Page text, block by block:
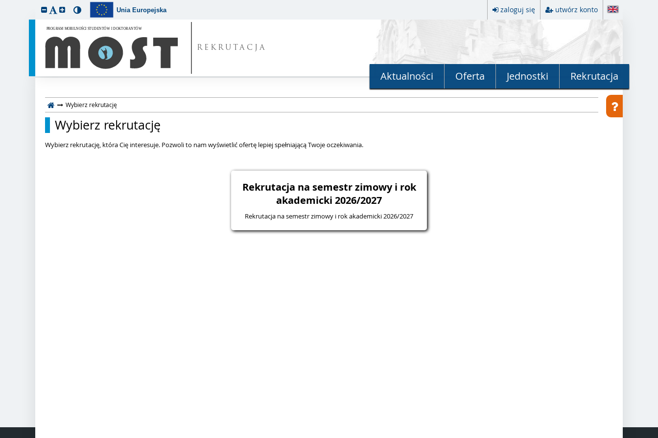
Unia Europejska zaloguj się utwórz konto
REKRUTACJA
Aktualności Oferta Jednostki Rekrutacja
Wybierz rekrutację
Wybierz rekrutację
Wybierz rekrutację, która Cię interesuje. Pozwoli to nam wyświetlić ofertę lepiej spełniającą Twoje oczekiwania.
Rekrutacja na semestr zimowy i rok
akademicki 2026/2027
Rekrutacja na semestr zimowy i rok akademicki 2026/2027